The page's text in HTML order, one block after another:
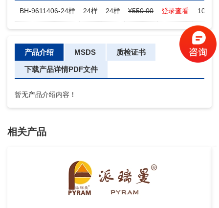
BH-9611406-24样 24样 24样 ¥550.00 登录查看 100
产品介绍 MSDS 质检证书
下载产品详情PDF文件
暂无产品介绍内容！
相关产品